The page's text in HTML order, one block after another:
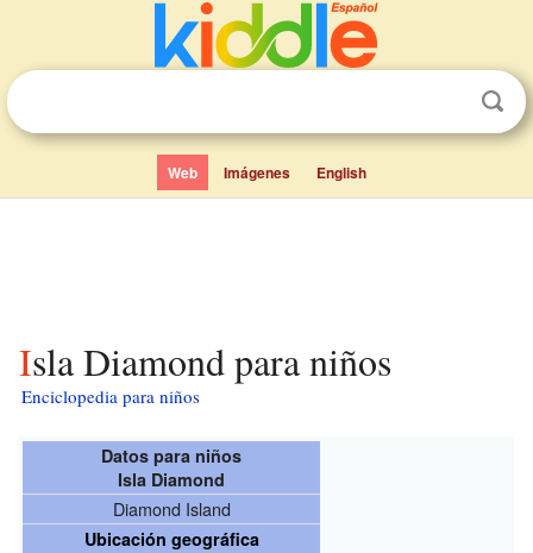
Web Imágenes English
Isla Diamond para niños
Enciclopedia para niños
Datos para niños
Isla Diamond
Diamond Island
Ubicación geográfica